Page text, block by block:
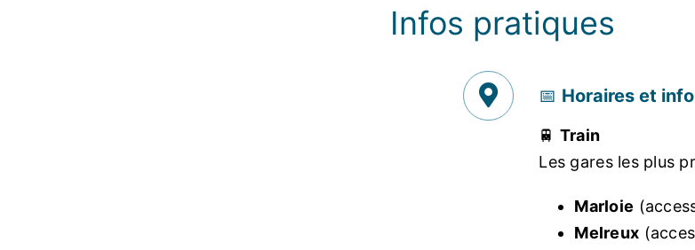
Infos pratiques
📅 Horaires et
🚆 Train
Les gares les plus
Marloie
Melreux